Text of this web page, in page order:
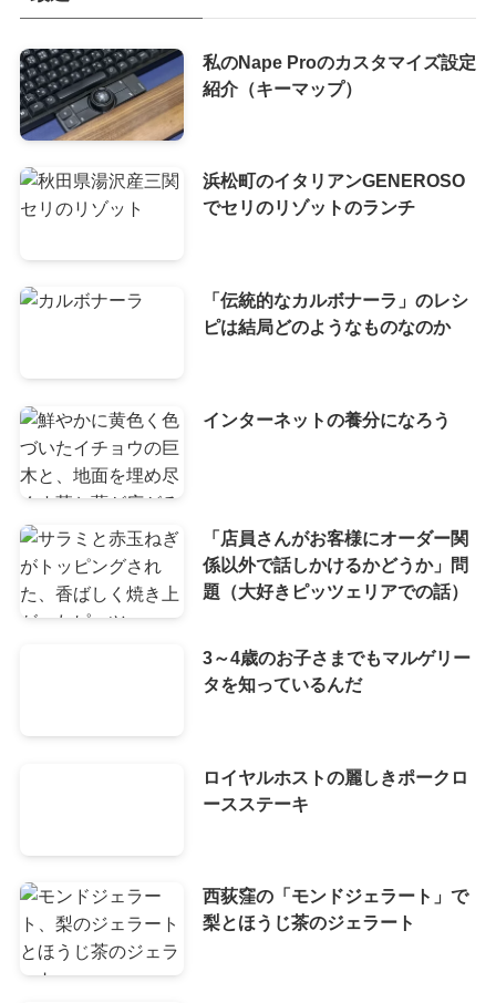
私のNape Proのカスタマイズ設定
紹介（キーマップ）
浜松町のイタリアンGENEROSO
でセリのリゾットのランチ
「伝統的なカルボナーラ」のレシ
ピは結局どのようなものなのか
インターネットの養分になろう
「店員さんがお客様にオーダー関
係以外で話しかけるかどうか」問
題（大好きピッツェリアでの話）
3～4歳のお子さまでもマルゲリー
タを知っているんだ
ロイヤルホストの麗しきポークロ
ースステーキ
西荻窪の「モンドジェラート」で
梨とほうじ茶のジェラート